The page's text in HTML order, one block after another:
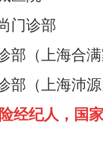
门诊部
部（上海合
部（上海沛
经纪人，国